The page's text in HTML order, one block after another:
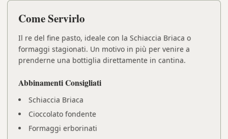
Come Servirlo
Il re del fine pasto, ideale con la Schiaccia Briaca o
formaggi stagionati. Un motivo in più per venire a
prenderne una bottiglia direttamente in cantina.
Abbinamenti Consigliati
Schiaccia Briaca
Cioccolato fondente
Formaggi erborinati